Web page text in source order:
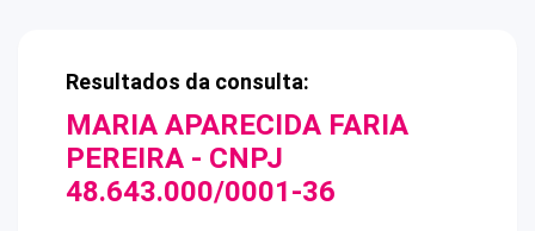
Resultados da consulta:
MARIA APARECIDA FARIA
PEREIRA - CNPJ
48.643.000/0001-36